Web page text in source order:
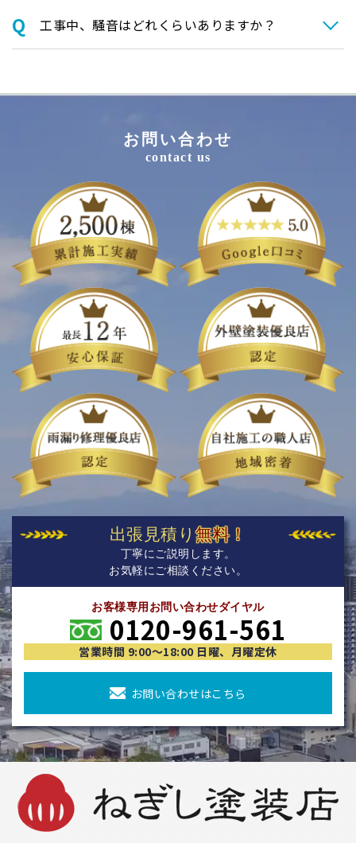
⼯事中、騒⾳はどれくらいありますか？
お問い合わせ
contact us
出張見積り無料！
丁寧にご説明します。
お気軽にご相談ください。
お客様専用お問い合わせダイヤル
0120-961-561
営業時間 9:00〜18:00 日曜、月曜定休
お問い合わせはこちら